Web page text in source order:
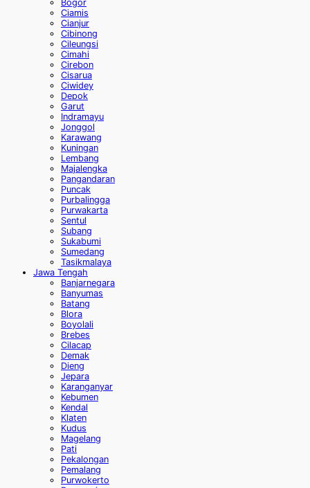
Bogor
Ciamis
Cianjur
Cibinong
Cileungsi
Cimahi
Cirebon
Cisarua
Ciwidey
Depok
Garut
Indramayu
Jonggol
Karawang
Kuningan
Lembang
Majalengka
Pangandaran
Puncak
Purbalingga
Purwakarta
Sentul
Subang
Sukabumi
Sumedang
Tasikmalaya
Jawa Tengah
Banjarnegara
Banyumas
Batang
Blora
Boyolali
Brebes
Cilacap
Demak
Dieng
Jepara
Karanganyar
Kebumen
Kendal
Klaten
Kudus
Magelang
Pati
Pekalongan
Pemalang
Purwokerto